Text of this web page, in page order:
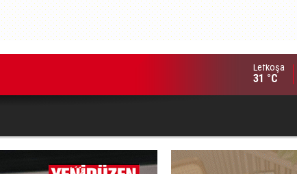
Eğlence mekanında kanunsuz silahla
Lefkoşa
31 °C